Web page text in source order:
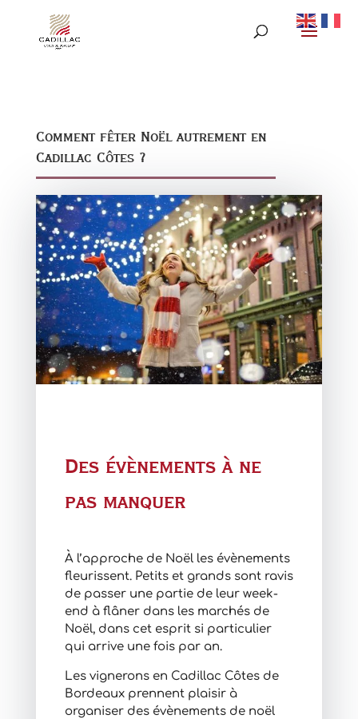
Comment fêter Noël autrement en
Cadillac Côtes ?
Des évènements à ne
pas manquer
À l’approche de Noël les évènements
fleurissent. Petits et grands sont ravis
de passer une partie de leur week-
end à flâner dans les marchés de
Noël, dans cet esprit si particulier
qui arrive une fois par an.
Les vignerons en Cadillac Côtes de
Bordeaux prennent plaisir à
organiser des évènements de noël